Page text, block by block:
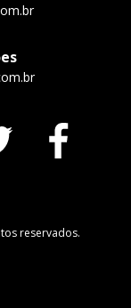
reservados.